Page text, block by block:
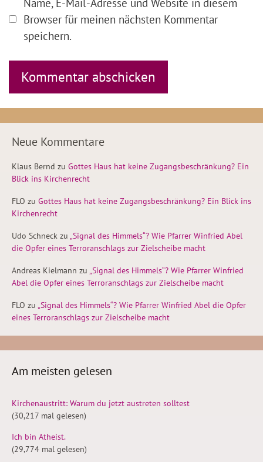
Browser für meinen nächsten Kommentar
speichern.
Neue Kommentare
Klaus Bernd zu Gottes Haus hat keine Zugangsbeschränkung? Ein
Blick ins Kirchenrecht
FLO zu Gottes Haus hat keine Zugangsbeschränkung? Ein Blick ins
Kirchenrecht
Udo Schneck zu „Signal des Himmels“? Wie Pfarrer Winfried Abel
die Opfer eines Terroranschlags zur Zielscheibe macht
Andreas Kielmann zu „Signal des Himmels“? Wie Pfarrer Winfried
Abel die Opfer eines Terroranschlags zur Zielscheibe macht
FLO zu „Signal des Himmels“? Wie Pfarrer Winfried Abel die Opfer
eines Terroranschlags zur Zielscheibe macht
Am meisten gelesen
Kirchenaustritt: Warum du jetzt austreten solltest
(30,217 mal gelesen)
Ich bin Atheist.
(29,774 mal gelesen)